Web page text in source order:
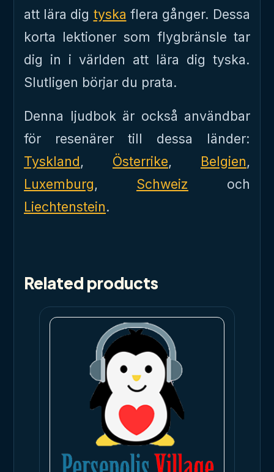
att lära dig tyska flera gånger. Dessa
korta lektioner som flygbränsle tar
dig in i världen att lära dig tyska.
Slutligen börjar du prata.
Denna ljudbok är också användbar
för resenärer till dessa länder:
Tyskland, Österrike, Belgien,
Luxemburg, Schweiz och
Liechtenstein.
Related products